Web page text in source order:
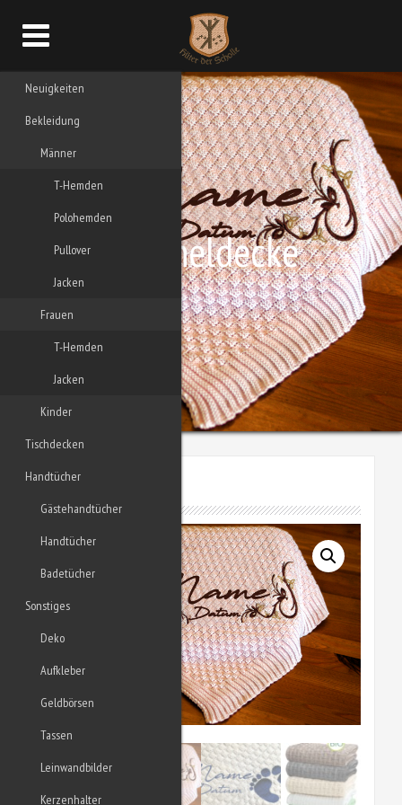
Neuigkeiten
Bekleidung
Männer
T-Hemden
Polohemden
Pullover
Jacken
Frauen
T-Hemden
Jacken
Kinder
Tischdecken
Handtücher
Gästehandtücher
Handtücher
Badetücher
Sonstiges
Deko
Aufkleber
Geldbörsen
Tassen
Leinwandbilder
Kerzenhalter
Kuscheldecke
KUSCHELDECKE